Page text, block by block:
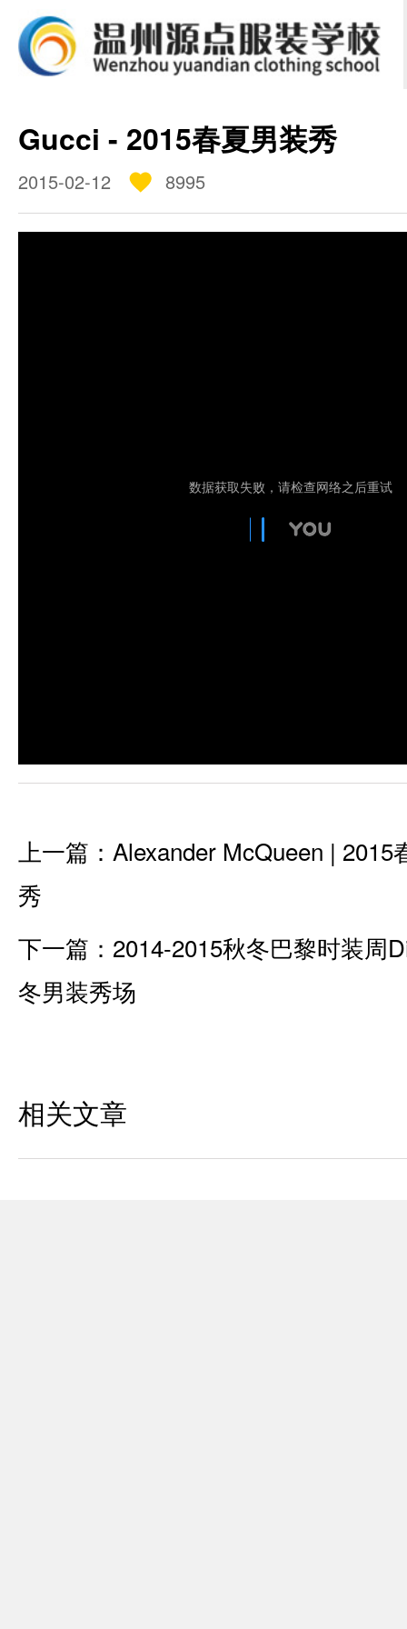
学校简介 课程设置 招生信息
师资团队 学员作品 直击课堂
Gucci - 2015春夏男装秀
2015-02-12 8995
上一篇： Alexander McQueen | 2015
秀
下一篇： 2014-2015秋冬巴黎时装周
冬男装秀场
相关文章